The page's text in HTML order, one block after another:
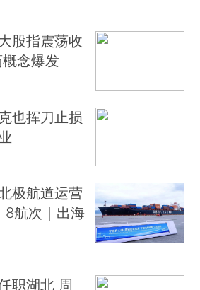
股指震荡收
念爆发
也挥刀止损
极航道运营
8航次｜出海
职湖北 周